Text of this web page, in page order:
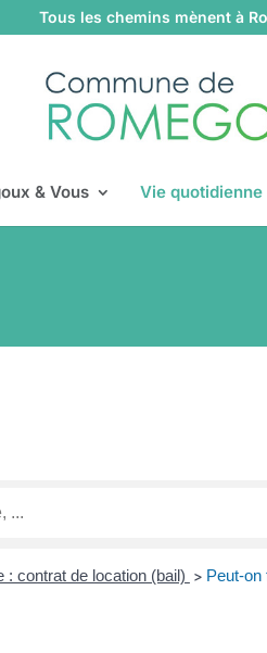
Tous les chemins mènent à
& Vous Vie quotidienne
: contrat de location (bail) > Peut-on